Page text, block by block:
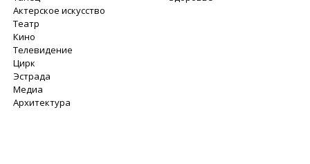
Актерское искусство
Театр
Кино
Телевидение
Цирк
Эстрада
Медиа
Архитектура